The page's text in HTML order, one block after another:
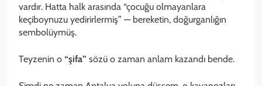
vardır. Hatta halk arasında “çocuğu olmayanlara
keçiboynuzu yedirirlermiş” — bereketin, doğurganlığın
sembolüymüş.
Teyzenin o “şifa” sözü o zaman anlam kazandı bende.